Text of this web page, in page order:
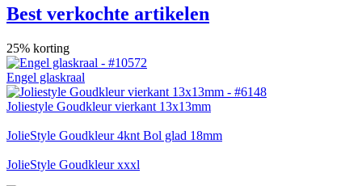
Best verkochte artikelen
25% korting
Engel glaskraal
Joliestyle Goudkleur vierkant 13x13mm
JolieStyle Goudkleur 4knt Bol glad 18mm
JolieStyle Goudkleur xxxl